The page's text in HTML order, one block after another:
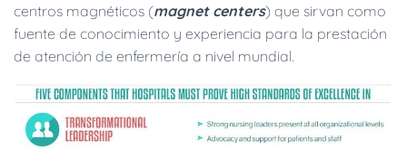
centros magnéticos (magnet centers) que sirvan como
fuente de conocimiento y experiencia para la prestación
de atención de enfermería a nivel mundial.